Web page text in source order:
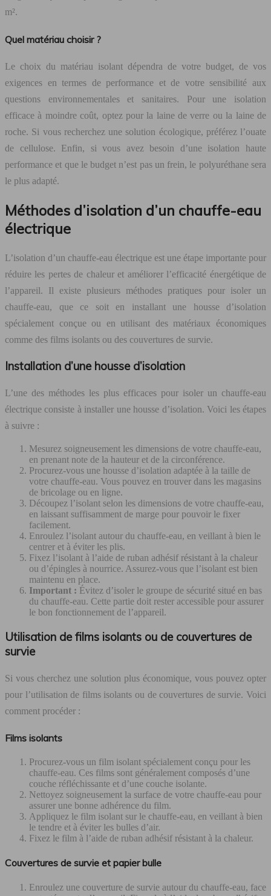
m².
Quel matériau choisir ?
Le choix du matériau isolant dépendra de votre budget, de vos
exigences en termes de performance et de votre sensibilité aux
questions environnementales et sanitaires. Pour une isolation
efficace à moindre coût, optez pour la laine de verre ou la laine de
roche. Si vous recherchez une solution écologique, préférez l’ouate
de cellulose. Enfin, si vous avez besoin d’une isolation haute
performance et que le budget n’est pas un frein, le polyuréthane sera
le plus adapté.
Méthodes d’isolation d’un chauffe-eau
électrique
L’isolation d’un chauffe-eau électrique est une étape importante pour
réduire les pertes de chaleur et améliorer l’efficacité énergétique de
l’appareil. Il existe plusieurs méthodes pratiques pour isoler un
chauffe-eau, que ce soit en installant une housse d’isolation
spécialement conçue ou en utilisant des matériaux économiques
comme des films isolants ou des couvertures de survie.
Installation d’une housse d’isolation
L’une des méthodes les plus efficaces pour isoler un chauffe-eau
électrique consiste à installer une housse d’isolation. Voici les étapes
à suivre :
Mesurez soigneusement les dimensions de votre chauffe-eau,
en prenant note de la hauteur et de la circonférence.
Procurez-vous une housse d’isolation adaptée à la taille de
votre chauffe-eau. Vous pouvez en trouver dans les magasins
de bricolage ou en ligne.
Découpez l’isolant selon les dimensions de votre chauffe-eau,
en laissant suffisamment de marge pour pouvoir le fixer
facilement.
Enroulez l’isolant autour du chauffe-eau, en veillant à bien le
centrer et à éviter les plis.
Fixez l’isolant à l’aide de ruban adhésif résistant à la chaleur
ou d’épingles à nourrice. Assurez-vous que l’isolant est bien
maintenu en place.
Important : Évitez d’isoler le groupe de sécurité situé en bas
du chauffe-eau. Cette partie doit rester accessible pour assurer
le bon fonctionnement de l’appareil.
Utilisation de films isolants ou de couvertures de
survie
Si vous cherchez une solution plus économique, vous pouvez opter
pour l’utilisation de films isolants ou de couvertures de survie. Voici
comment procéder :
Films isolants
Procurez-vous un film isolant spécialement conçu pour les
chauffe-eau. Ces films sont généralement composés d’une
couche réfléchissante et d’une couche isolante.
Nettoyez soigneusement la surface de votre chauffe-eau pour
assurer une bonne adhérence du film.
Appliquez le film isolant sur le chauffe-eau, en veillant à bien
le tendre et à éviter les bulles d’air.
Fixez le film à l’aide de ruban adhésif résistant à la chaleur.
Couvertures de survie et papier bulle
Enroulez une couverture de survie autour du chauffe-eau, face